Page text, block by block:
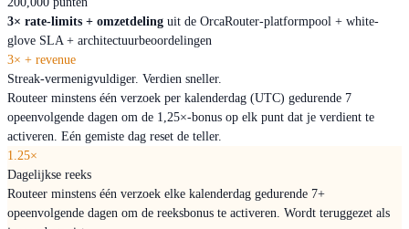
3× rate-limits + omzetdeling uit de OrcaRouter-platformpool + white-
glove SLA + architectuurbeoordelingen
3× + revenue
Streak-vermenigvuldiger. Verdien sneller.
Routeer minstens één verzoek per kalenderdag (UTC) gedurende 7
opeenvolgende dagen om de 1,25×-bonus op elk punt dat je verdient te
activeren. Eén gemiste dag reset de teller.
1.25×
Dagelijkse reeks
Routeer minstens één verzoek elke kalenderdag gedurende 7+
opeenvolgende dagen om de reeksbonus te activeren. Wordt teruggezet als